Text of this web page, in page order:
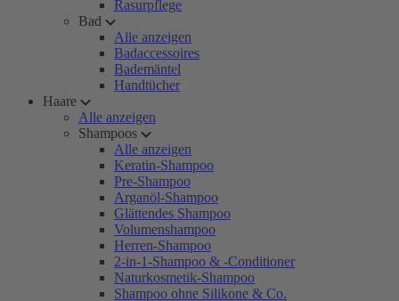
Rasurpflege
Bad
Alle anzeigen
Badaccessoires
Bademäntel
Handtücher
Haare
Alle anzeigen
Shampoos
Alle anzeigen
Keratin-Shampoo
Pre-Shampoo
Arganöl-Shampoo
Glättendes Shampoo
Volumenshampoo
Herren-Shampoo
2-in-1-Shampoo & -Conditioner
Naturkosmetik-Shampoo
Shampoo ohne Silikone & Co.